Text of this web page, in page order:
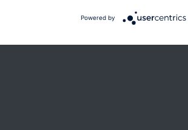
Powered by